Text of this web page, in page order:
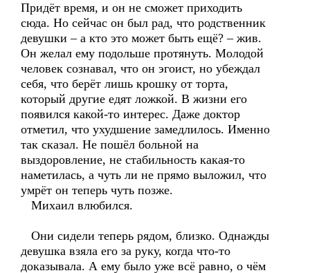
Придёт время, и он не сможет приходить
сюда. Но сейчас он был рад, что родственник
девушки – а кто это может быть ещё? – жив.
Он желал ему подольше протянуть. Молодой
человек сознавал, что он эгоист, но убеждал
себя, что берёт лишь крошку от торта,
который другие едят ложкой. В жизни его
появился какой-то интерес. Даже доктор
отметил, что ухудшение замедлилось. Именно
так сказал. Не пошёл больной на
выздоровление, не стабильность какая-то
наметилась, а чуть ли не прямо выложил, что
умрёт он теперь чуть позже.
Михаил влюбился.
Они сидели теперь рядом, близко. Однажды
девушка взяла его за руку, когда что-то
доказывала. А ему было уже всё равно, о чём